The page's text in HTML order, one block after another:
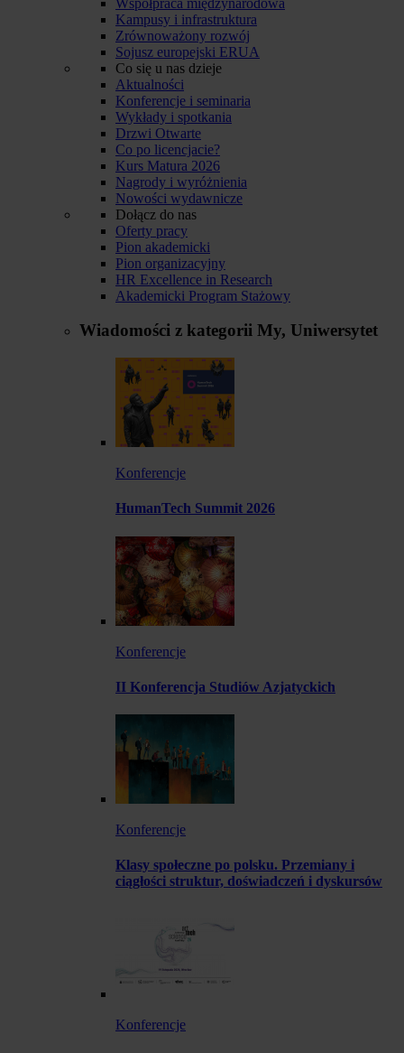
Kampusy i infrastruktura
Zrównoważony rozwój
Sojusz europejski ERUA
Co się u nas dzieje
Aktualności
Konferencje i seminaria
Wykłady i spotkania
Drzwi Otwarte
Co po licencjacie?
Kurs Matura 2026
Nagrody i wyróżnienia
Nowości wydawnicze
Dołącz do nas
Oferty pracy
Pion akademicki
Pion organizacyjny
HR Excellence in Research
Akademicki Program Stażowy
Wiadomości z kategorii My, Uniwersytet
Konferencje
HumanTech Summit 2026
Konferencje
II Konferencja Studiów Azjatyckich
Konferencje
Klasy społeczne po polsku. Przemiany i
ciągłości struktur, doświadczeń i dyskursów
Konferencje